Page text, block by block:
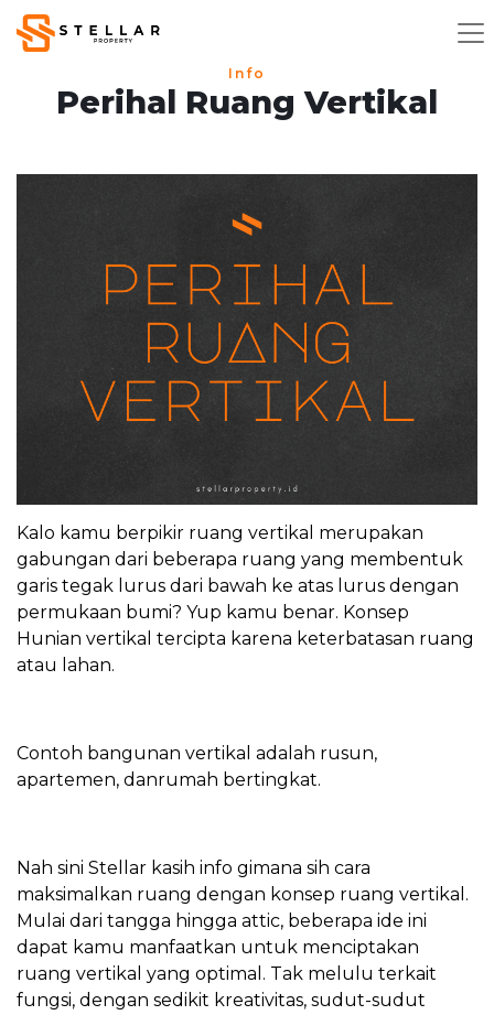
Info
Perihal Ruang Vertikal
Kalo kamu berpikir ruang vertikal merupakan
gabungan dari beberapa ruang yang membentuk
garis tegak lurus dari bawah ke atas lurus dengan
permukaan bumi? Yup kamu benar. Konsep
Hunian vertikal tercipta karena keterbatasan ruang
atau lahan.
Contoh bangunan vertikal adalah rusun,
apartemen, danrumah bertingkat.
Nah sini Stellar kasih info gimana sih cara
maksimalkan ruang dengan konsep ruang vertikal.
Mulai dari tangga hingga attic, beberapa ide ini
dapat kamu manfaatkan untuk menciptakan
ruang vertikal yang optimal. Tak melulu terkait
fungsi, dengan sedikit kreativitas, sudut-sudut